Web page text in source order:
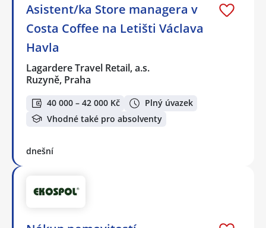
Asistent/ka Store managera v
Costa Coffee na Letišti Václava
Havla
Lagardere Travel Retail, a.s.
Ruzyně, Praha
40 000 – 42 000 Kč
Plný úvazek
Vhodné také pro absolventy
dnešní